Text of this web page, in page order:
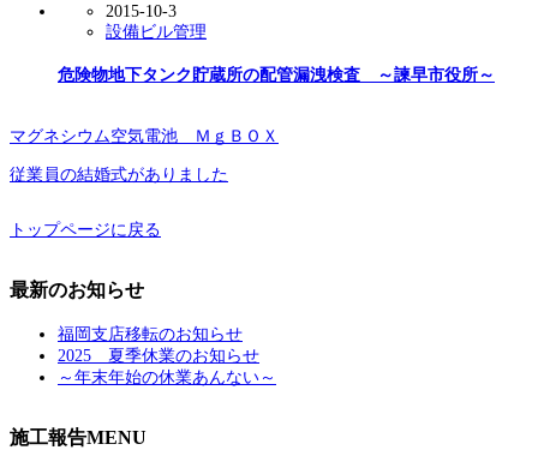
2015-10-3
設備ビル管理
危険物地下タンク貯蔵所の配管漏洩検査 ～諫早市役所～
マグネシウム空気電池 ＭｇＢＯＸ
従業員の結婚式がありました
トップページに戻る
最新のお知らせ
福岡支店移転のお知らせ
2025 夏季休業のお知らせ
～年末年始の休業あんない～
施工報告MENU